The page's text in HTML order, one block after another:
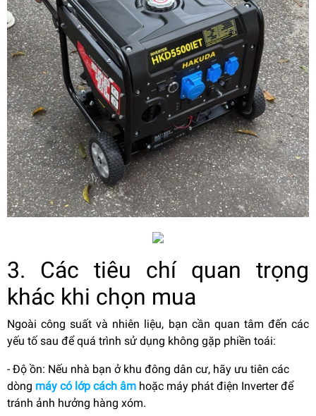
3. Các tiêu chí quan trọng
khác khi chọn mua
Ngoài công suất và nhiên liệu, bạn cần quan tâm đến các
yếu tố sau để quá trình sử dụng không gặp phiền toái:
- Độ ồn: Nếu nhà bạn ở khu đông dân cư, hãy ưu tiên các
dòng máy có lớp cách âm hoặc máy phát điện Inverter để
tránh ảnh hưởng hàng xóm.